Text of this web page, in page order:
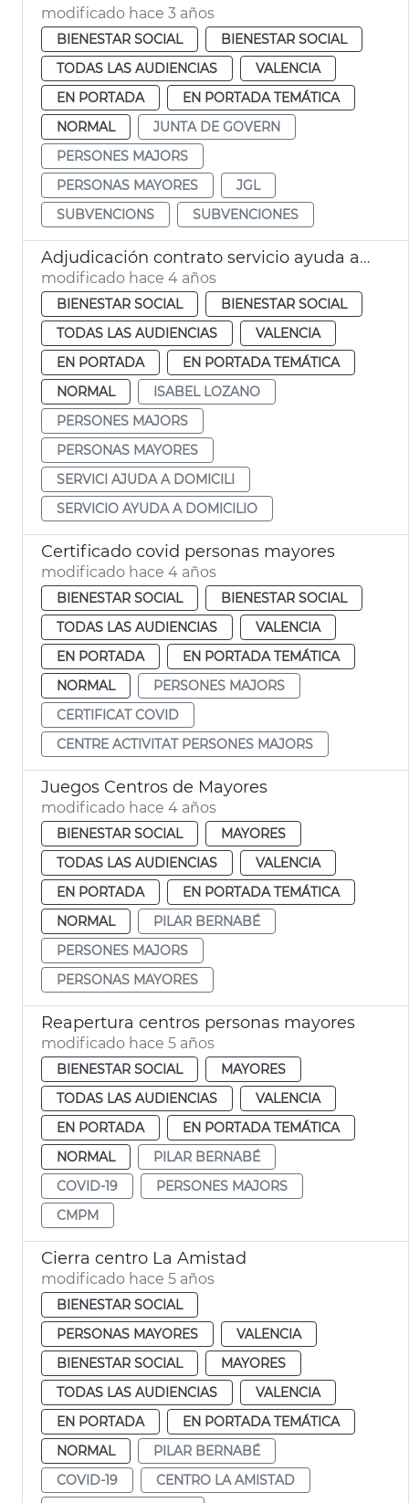
modificado hace 3 años
BIENESTAR SOCIAL
BIENESTAR SOCIAL
TODAS LAS AUDIENCIAS
VALENCIA
EN PORTADA
EN PORTADA TEMÁTICA
NORMAL
JUNTA DE GOVERN
PERSONES MAJORS
PERSONAS MAYORES
JGL
SUBVENCIONS
SUBVENCIONES
Adjudicación contrato servicio ayuda a domicilio
modificado hace 4 años
BIENESTAR SOCIAL
BIENESTAR SOCIAL
TODAS LAS AUDIENCIAS
VALENCIA
EN PORTADA
EN PORTADA TEMÁTICA
NORMAL
ISABEL LOZANO
PERSONES MAJORS
PERSONAS MAYORES
SERVICI AJUDA A DOMICILI
SERVICIO AYUDA A DOMICILIO
Certificado covid personas mayores
modificado hace 4 años
BIENESTAR SOCIAL
BIENESTAR SOCIAL
TODAS LAS AUDIENCIAS
VALENCIA
EN PORTADA
EN PORTADA TEMÁTICA
NORMAL
PERSONES MAJORS
CERTIFICAT COVID
CENTRE ACTIVITAT PERSONES MAJORS
Juegos Centros de Mayores
modificado hace 4 años
BIENESTAR SOCIAL
MAYORES
TODAS LAS AUDIENCIAS
VALENCIA
EN PORTADA
EN PORTADA TEMÁTICA
NORMAL
PILAR BERNABÉ
PERSONES MAJORS
PERSONAS MAYORES
Reapertura centros personas mayores
modificado hace 5 años
BIENESTAR SOCIAL
MAYORES
TODAS LAS AUDIENCIAS
VALENCIA
EN PORTADA
EN PORTADA TEMÁTICA
NORMAL
PILAR BERNABÉ
COVID-19
PERSONES MAJORS
CMPM
Cierra centro La Amistad
modificado hace 5 años
BIENESTAR SOCIAL
PERSONAS MAYORES
VALENCIA
BIENESTAR SOCIAL
MAYORES
TODAS LAS AUDIENCIAS
VALENCIA
EN PORTADA
EN PORTADA TEMÁTICA
NORMAL
PILAR BERNABÉ
COVID-19
CENTRO LA AMISTAD